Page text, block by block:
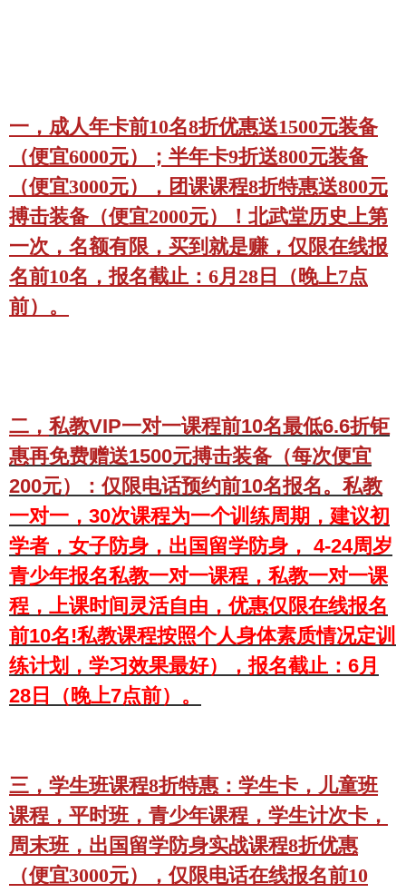
一，成人年卡前10名8折优惠送1500元装备
（便宜6000元）；半年卡9折送800元装备
（便宜3000元），团课课程8折特惠送800元
搏击装备（便宜2000元）！北武堂历史上第
一次，名额有限，买到就是赚，仅限在线报
名前10名，报名截止：6月28日（晚上7点
前）。
二， 私教VIP一对一课程前10名最低6.6折钜
惠再免费赠送1500元搏击装备（每次便宜
200元）：仅限电话预约前10名报名。私教
一对一，30次课程为一个训练周期， 建议初
学者，女子防身，出国留学防身， 4-24周岁
青少年报名私教一对一课程，私教一对一课
程，上课时间灵活自由，优惠仅限在线报名
前10名!私教课程按照个人身体素质情况定训
练计划，学习效果最好），报名截止：6月
28日（晚上7点前）。
三，学生班课程8折特惠： 学生卡，儿童班
课程，平时班，青少年课程，学生计次卡，
周末班，出国留学防身实战课程8折优惠
（便宜3000元），仅限电话在线报名前10